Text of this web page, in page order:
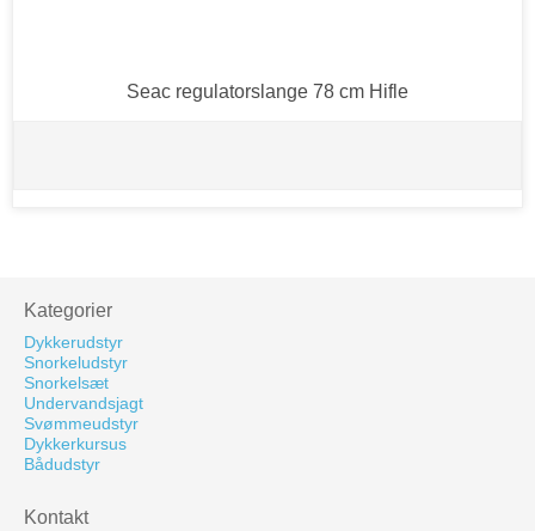
Seac regulatorslange 78 cm Hifle
Kategorier
Dykkerudstyr
Snorkeludstyr
Snorkelsæt
Undervandsjagt
Svømmeudstyr
Dykkerkursus
Bådudstyr
Kontakt